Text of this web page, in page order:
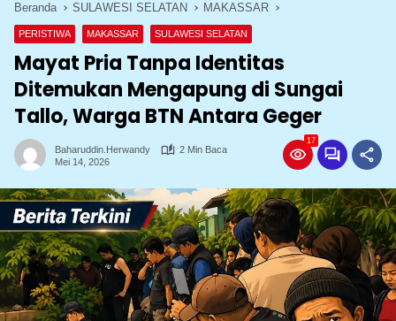
Beranda SULAWESI SELATAN MAKASSAR
PERISTIWA MAKASSAR SULAWESI SELATAN
Mayat Pria Tanpa Identitas
Ditemukan Mengapung di Sungai
Tallo, Warga BTN Antara Geger
Baharuddin.herwandy
2 Min Baca
Mei 14, 2026
17